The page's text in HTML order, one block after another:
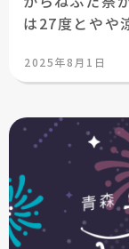
は27度とやや
投
日:
2025年8月1日